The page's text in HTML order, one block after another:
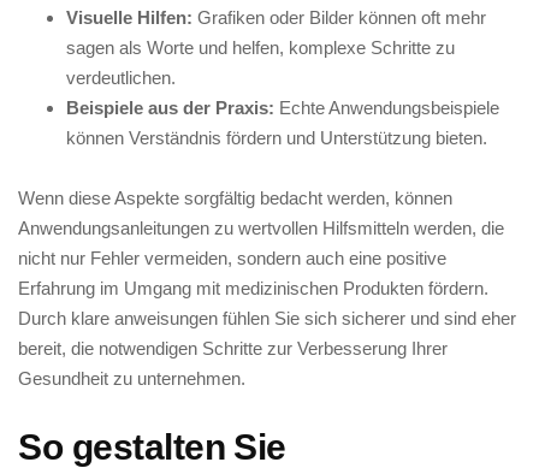
Visuelle Hilfen: ‍Grafiken oder Bilder können ⁢oft mehr⁢
sagen als ⁣Worte und helfen, komplexe ‍Schritte zu
verdeutlichen.
Beispiele aus ​der Praxis: Echte Anwendungsbeispiele
können Verständnis fördern und Unterstützung bieten.
Wenn‌ diese Aspekte sorgfältig ⁣bedacht ⁣werden, können
‌Anwendungsanleitungen‍ zu wertvollen⁣ Hilfsmitteln ​werden,⁣ die
nicht​ nur Fehler vermeiden, ​sondern auch eine positive
Erfahrung im Umgang mit medizinischen Produkten fördern.
Durch ⁢klare anweisungen fühlen Sie sich sicherer und sind⁢ eher
bereit, die notwendigen ⁤Schritte zur ‌Verbesserung‌ Ihrer
Gesundheit zu unternehmen.
So gestalten⁣ Sie